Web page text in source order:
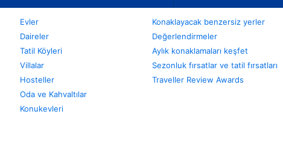
Evler
Daireler
Tatil Köyleri
Villalar
Hosteller
Oda ve Kahvaltılar
Konukevleri
Konaklayacak benzersiz yerler
Değerlendirmeler
Aylık konaklamaları keşfet
Sezonluk fırsatlar ve tatil fırsatları
Traveller Review Awards